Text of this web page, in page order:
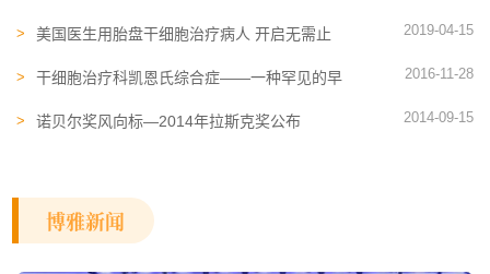
美国医生用胎盘干细胞治疗病人 开启无需止
2019-04-15
干细胞治疗科凯恩氏综合症——一种罕见的早
2016-11-28
诺贝尔奖风向标—2014年拉斯克奖公布 2014-09-15
博雅新闻